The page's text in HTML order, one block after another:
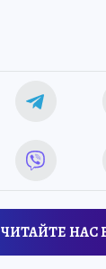
ЧИТАЙТЕ НАС